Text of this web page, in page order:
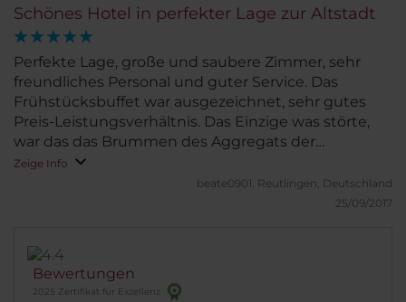
Schönes Hotel in perfekter Lage zur Altstadt
Perfekte Lage, große und saubere Zimmer, sehr
freundliches Personal und guter Service. Das
Frühstücksbuffet war ausgezeichnet, sehr gutes
Preis-Leistungsverhältnis. Das Einzige was störte,
war das das Brummen des Aggregats der
Klimaanlage bei den Zimmern zum Innenhof
Zeige Info
beate0901. Reutlingen, Deutschland
25/09/2017
Bewertungen
2025 Zertifikat für Exzellenz